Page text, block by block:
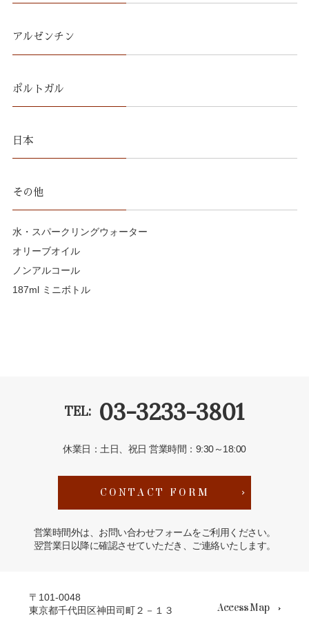
アルゼンチン
ポルトガル
日本
その他
水・スパークリングウォーター
オリーブオイル
ノンアルコール
187ml ミニボトル
TEL: 03-3233-3801
休業日：土日、祝日営業時間：9:30～18:00
CONTACT FORM
営業時間外は、お問い合わせフォームをご利用ください。
翌営業日以降に確認させていただき、ご連絡いたします。
〒101-0048
東京都千代田区神田司町２－１３
Access Map